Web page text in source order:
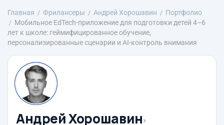
Главная Фрилансеры Андрей Хорошавин
Портфолио
Мобильное EdTech-приложение для подготовки детей 4–6
лет к школе: геймифицированное обучение,
персонализированные сценарии и AI-контроль внимания
Андрей Хорошавин›